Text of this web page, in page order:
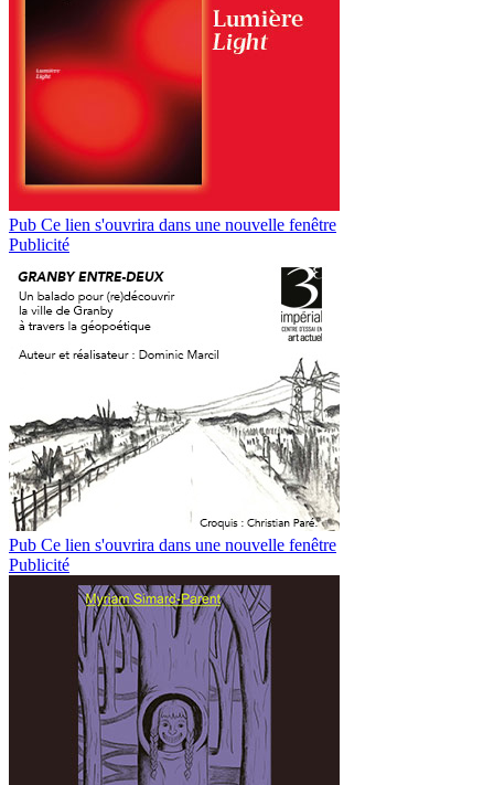
Pub Ce lien s'ouvrira dans une nouvelle fenêtre
Publicité
Pub Ce lien s'ouvrira dans une nouvelle fenêtre
Publicité